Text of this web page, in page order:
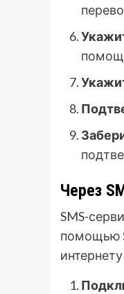
Через
SMS-
помощью